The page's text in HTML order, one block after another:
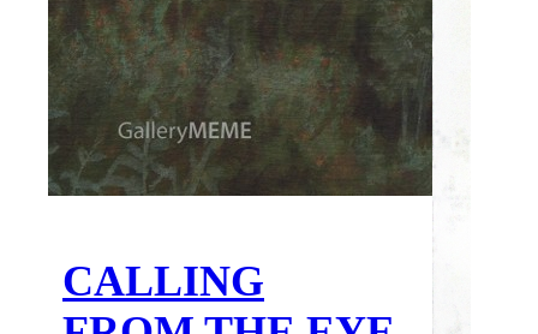
CALLING